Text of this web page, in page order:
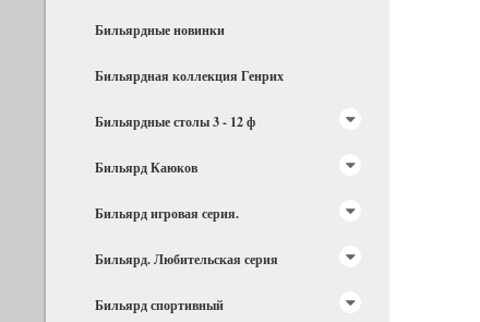
Бильярдные новинки
Бильярдная коллекция Генрих
Бильярдные столы 3 - 12 ф
Бильярд Каюков
Бильярд игровая серия.
Бильярд. Любительская серия
Бильярд спортивный